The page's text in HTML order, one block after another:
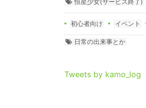
初心者向け イベント
日常の出来事とか
Tweets by kamo_log